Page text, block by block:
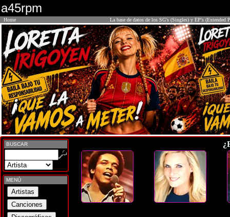
a45rpm
Home La base de datos de los SG's (Singles) y EP's (Extended
BUSCAR
MENÚ